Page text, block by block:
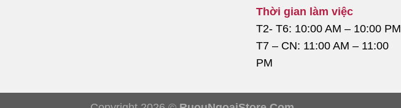
Thời gian làm việc
T2- T6: 10:00 AM – 10:00 PM
T7 – CN: 11:00 AM – 11:00
PM